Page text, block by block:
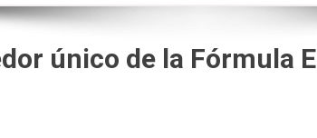
único de la Fórmula E